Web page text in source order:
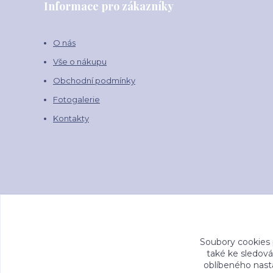
Informace pro zákazníky
O nás
Vše o nákupu
Obchodní podmínky
Fotogalerie
Kontakty
Soubory
také ke
oblíbeného